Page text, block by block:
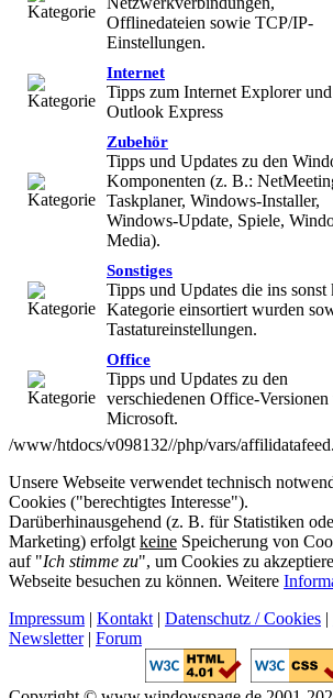
Offlinedateien sowie TCP/IP-
Einstellungen.
Internet
Tipps zum Internet Explorer und
Outlook Express
Zubehör
Tipps und Updates zu den
Komponenten (z. B.:
Taskplaner, Windows-Installer,
Windows-Update, Spiele,
Media).
Sonstiges
Tipps und Updates die ins sonst
Kategorie einsortiert wurden
Tastatureinstellungen.
Office
Tipps und Updates zu den
verschiedenen Office-Versionen
Microsoft.
/www/htdocs/v098132//php/vars/
Unsere Webseite verwendet technisch
Cookies ("berechtigtes Interesse").
Darüberhinausgehend (z. B. für Statistiken
Marketing) erfolgt keine Speicherung von
auf "Ich stimme zu", um Cookies zu
Webseite besuchen zu können. Weitere
Impressum | Kontakt | Datenschutz / Cookies |
Newsletter| Forum